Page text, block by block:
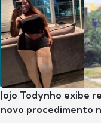
Jojo Todynho exibe
novo procedimento